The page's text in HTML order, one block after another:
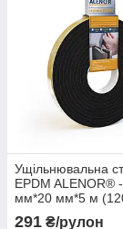
Ущільнювальна
EPDM ALENOR®
мм*20 мм*5 м
291 ₴/рулон